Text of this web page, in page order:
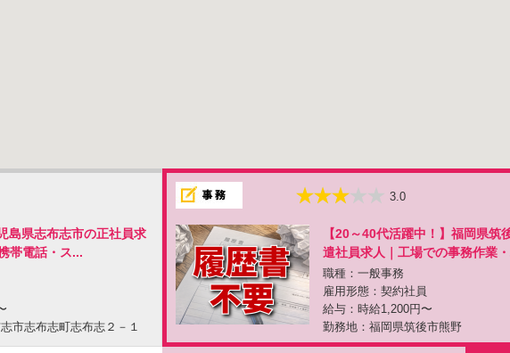
島県志布志市の正社員求
帯電話・ス...
市志布志町志布志２－１
3.0
【20～40代活躍中！】福岡県筑
遣社員求人｜工場での事務作業
職種：一般事務
雇用形態：契約社員
給与：時給1,200円〜
勤務地：福岡県筑後市熊野